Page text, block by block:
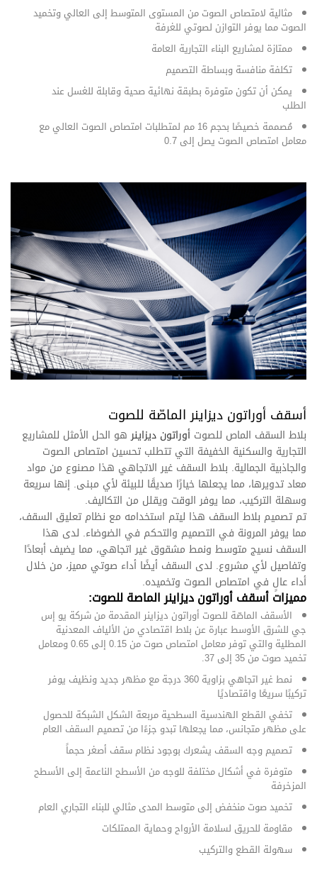
مثالية لامتصاص الصوت من المستوى المتوسط إلى العالي وتخميد
الصوت مما يوفر التوازن لصوتي للغرفة
ممتازة لمشاريع البناء التجارية العامة
تكلفة منافسة وبساطة التصميم
يمكن أن تكون متوفرة بطبقة نهائية صحية وقابلة للغسل عند
الطلب
مُصممة خصيصًا بحجم 16 مم لمتطلبات امتصاص الصوت العالي مع
معامل امتصاص الصوت يصل إلى 0.7
أسقف أوراتون ديزاينر الماصّة للصوت
بلاط السقف الماص للصوت أوراتون ديزاينر هو الحل الأمثل للمشاريع
التجارية والسكنية الخفيفة التي تتطلب تحسين امتصاص الصوت
والجاذبية الجمالية. بلاط السقف غير الاتجاهي هذا مصنوع من مواد
معاد تدويرها، مما يجعلها خيارًا صديقًا للبيئة لأي مبنى. إنها سريعة
وسهلة التركيب، مما يوفر الوقت ويقلل من التكاليف.
تم تصميم بلاط السقف هذا ليتم استخدامه مع نظام تعليق السقف،
مما يوفر المرونة في التصميم والتحكم في الضوضاء. لدى هذا
السقف نسيج متوسط ونمط مشقوق غير اتجاهي، مما يضيف أبعادًا
وتفاصيل لأي مشروع. لدى السقف أيضًا أداء صوتي مميز، من خلال
أداء عالٍ في امتصاص الصوت وتخميده.
مميزاتأسقف أوراتون ديزاينر الماصة للصوت:
الأسقف الماصّة للصوت أوراتون ديزاينر المقدمة من شركة يو إس
جي للشرق الأوسط عبارة عن بلاط اقتصادي من الألياف المعدنية
المطلية والتي توفر معامل امتصاص صوت من 0.15 إلى 0.65 ومعامل
تخميد صوت من 35 إلى 37
.
نمط غير اتجاهي بزاوية 360 درجة مع مظهر جديد ونظيف يوفر
تركيبًا سريعًا واقتصاديًا
تخفي القطع الهندسية السطحية مربعة الشكل الشبكة للحصول
على مظهر متجانس، مما يجعلها تبدو جزءًا من تصميم السقف العام
تصميم وجه السقف يشعرك بوجود نظام سقف أصغر حجماً
متوفرة في أشكال مختلفة للوجه من الأسطح الناعمة إلى الأسطح
المزخرفة
تخميد صوت منخفض إلى متوسط المدى مثالي للبناء التجاري العام
مقاومة للحريق لسلامة الأرواح وحماية الممتلكات
سهولة القطع والتركيب